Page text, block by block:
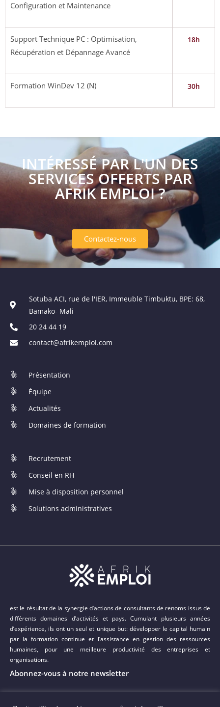
Configuration et Maintenance
Support Technique PC : Optimisation,
Récupération et Dépannage Avancé
18h
Formation WinDev 12 (N) 30h
INTÉRESSÉ PAR L'UN DES
SERVICES OFFERTS PAR
AFRIK EMPLOI ?
Contactez-nous
Sotuba ACI, rue de l'IER, Immeuble Timbuktu, BPE: 68,
Bamako- Mali
20 24 44 19
contact@afrikemploi.com
Présentation
Équipe
Actualités
Domaines de formation
Recrutement
Conseil en RH
Mise à disposition personnel
Solutions administratives
est le résultat de la synergie d’actions de consultants de renoms issus de
différents domaines d’activités et pays. Cumulant plusieurs années
d’expérience, ils ont un seul et unique but: développer le capital humain
par la formation continue et l’assistance en gestion des ressources
humaines, pour une meilleure productivité des entreprises et
organisations.
Abonnez-vous à notre newsletter